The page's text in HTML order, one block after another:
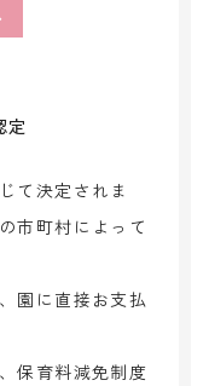
定
て決定されま
市町村によって
園に直接お支払
保育料減免制度